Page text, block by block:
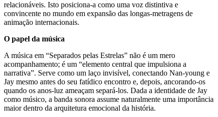
relacionáveis. Isto posiciona-a como uma voz distintiva e
convincente no mundo em expansão das longas-metragens de
animação internacionais.
O papel da música
A música em “Separados pelas Estrelas” não é um mero
acompanhamento; é um “elemento central que impulsiona a
narrativa”. Serve como um laço invisível, conectando Nan-young e
Jay mesmo antes do seu fatídico encontro e, depois, ancorando-os
quando os anos-luz ameaçam separá-los. Dada a identidade de Jay
como músico, a banda sonora assume naturalmente uma importância
maior dentro da arquitetura emocional da história.